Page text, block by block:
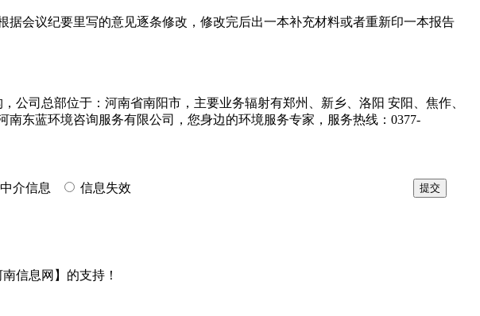
会议纪要里写的意见逐条修改，修改完后出一本补充材料或者重新印一本报告
司总部位于：河南省南阳市，主要业务辐射有郑州、新乡、洛阳 安阳、焦作、
东蓝环境咨询服务有限公司，您身边的环境服务专家，服务热线：0377-
中介信息 信息失效
信息网】的支持！